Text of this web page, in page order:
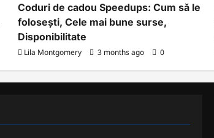
Coduri de cadou Speedups: Cum să le
folosești, Cele mai bune surse,
Disponibilitate
Lila Montgomery 3 months ago 0